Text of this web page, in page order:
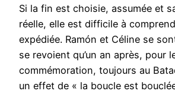
Si la fin est choisie, assumée et
réelle, elle est difficile à
expédiée. Ramón et Céline se
se revoient qu’un an après, pour
commémoration, toujours au
un effet de « la boucle est